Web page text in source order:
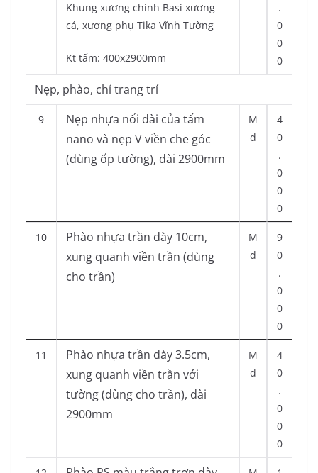
Khung xương chính Basi xương
cá, xương phụ Tika Vĩnh Tường
Kt tấm: 400x2900mm
.
0
0
0
Nẹp, phào, chỉ trang trí
9
Nẹp nhựa nối dài của tấm
nano và nẹp V viền che góc
(dùng ốp tường), dài 2900mm
M
d
4
0
.
0
0
0
10
Phào nhựa trần dày 10cm,
xung quanh viền trần (dùng
cho trần)
M
d
9
0
.
0
0
0
11
Phào nhựa trần dày 3.5cm,
xung quanh viền trần với
tường (dùng cho trần), dài
2900mm
M
d
4
0
.
0
0
0